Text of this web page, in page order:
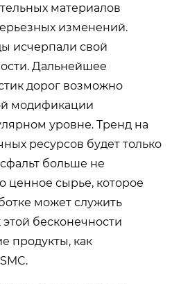
материалов
изменений.
исчерпали свой
Дальнейшее
дорог возможно
модификации
уровне. Тренд на
ресурсов будет только
больше не
ценное сырье, которое
может служить
бесконечности
продукты, как